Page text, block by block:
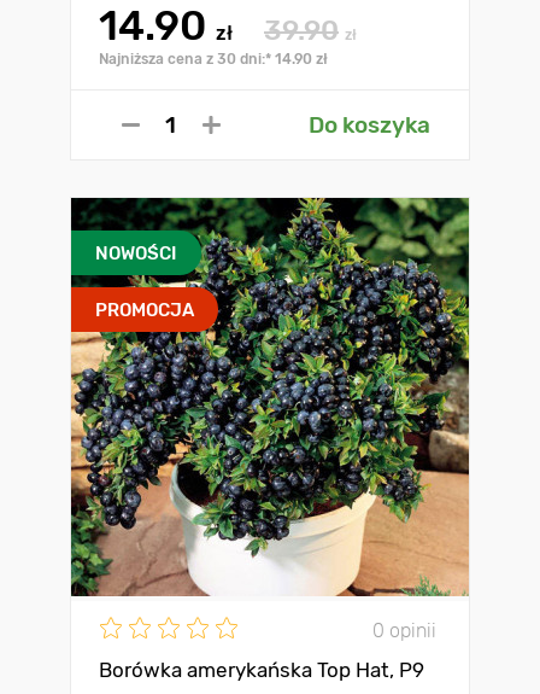
14.90 zł 39.90 zł
Najniższa cena z 30 dni:* 14.90 zł
Do koszyka
NOWOŚCI
PROMOCJA
0 opinii
Borówka amerykańska Top Hat, P9